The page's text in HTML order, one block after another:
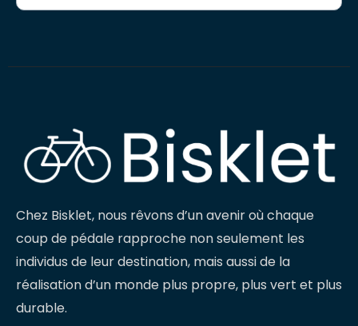
Chez Bisklet, nous rêvons d’un avenir où chaque
coup de pédale rapproche non seulement les
individus de leur destination, mais aussi de la
réalisation d’un monde plus propre, plus vert et plus
durable.